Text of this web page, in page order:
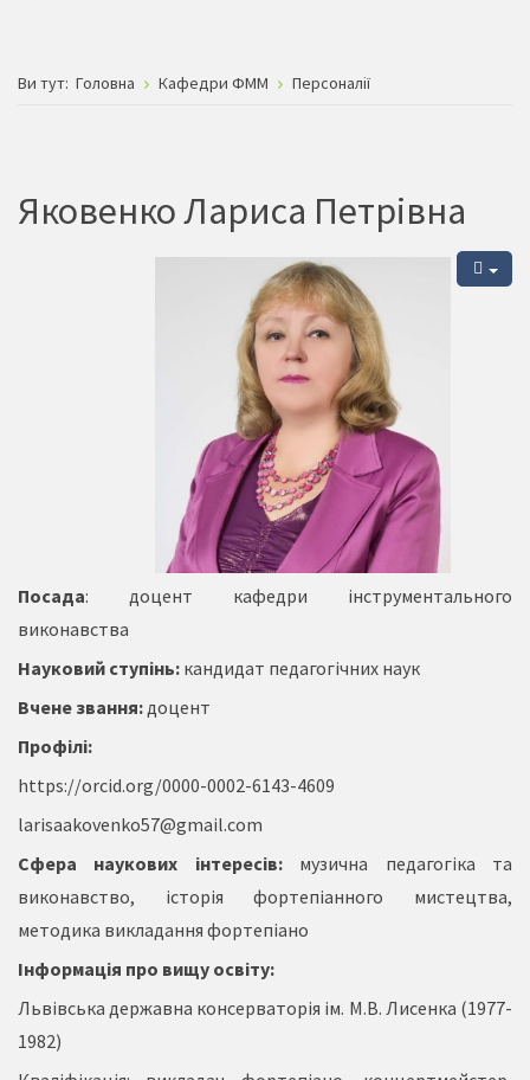
Ви тут: Головна Кафедри ФММ Персоналії
Яковенко Лариса Петрівна
Посада: доцент кафедри інструментального
виконавства
Науковий ступінь: кандидат педагогічних наук
Вчене звання:доцент
Профілі:
https://orcid.org/0000-0002-6143-4609
larisaakovenko57@gmail.com
Сфера наукових інтересів:музична педагогіка та
виконавство, історія фортепіанного мистецтва,
методика викладання фортепіано
Інформація про вищу освіту:
Львівська державна консерваторія ім. М.В. Лисенка (1977-
1982)